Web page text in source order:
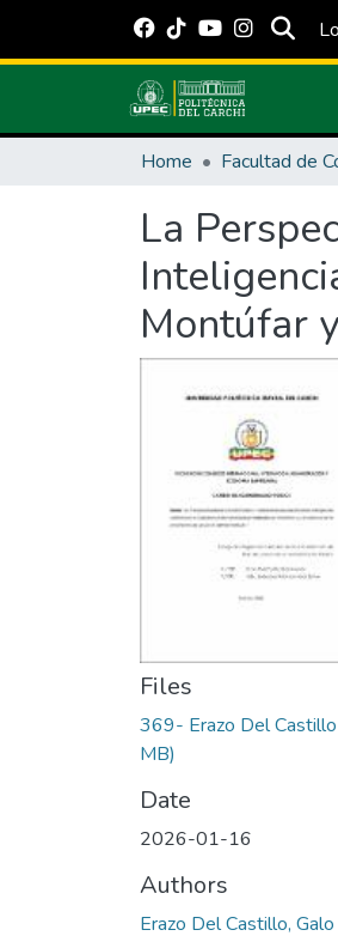
Home
La
Montúfar
Files
369- Erazo Del
MB)
Date
2026-01-16
Authors
Erazo Del Castillo,